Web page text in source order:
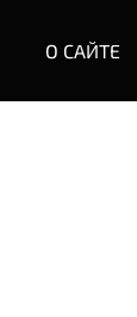
О САЙТЕ